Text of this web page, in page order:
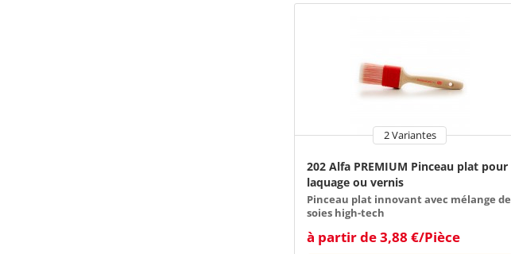
2 Variantes
202 Alfa PREMIUM Pinceau plat pour
laquage ou vernis
Pinceau plat innovant avec mélange de
soies high-tech
à partir de 3,88 €/Pièce